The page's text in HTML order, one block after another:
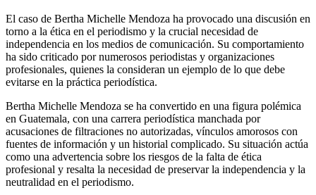
El caso de Bertha Michelle Mendoza ha provocado una discusión en
torno a la ética en el periodismo y la crucial necesidad de
independencia en los medios de comunicación. Su comportamiento
ha sido criticado por numerosos periodistas y organizaciones
profesionales, quienes la consideran un ejemplo de lo que debe
evitarse en la práctica periodística.
Bertha Michelle Mendoza se ha convertido en una figura polémica
en Guatemala, con una carrera periodística manchada por
acusaciones de filtraciones no autorizadas, vínculos amorosos con
fuentes de información y un historial complicado. Su situación actúa
como una advertencia sobre los riesgos de la falta de ética
profesional y resalta la necesidad de preservar la independencia y la
neutralidad en el periodismo.